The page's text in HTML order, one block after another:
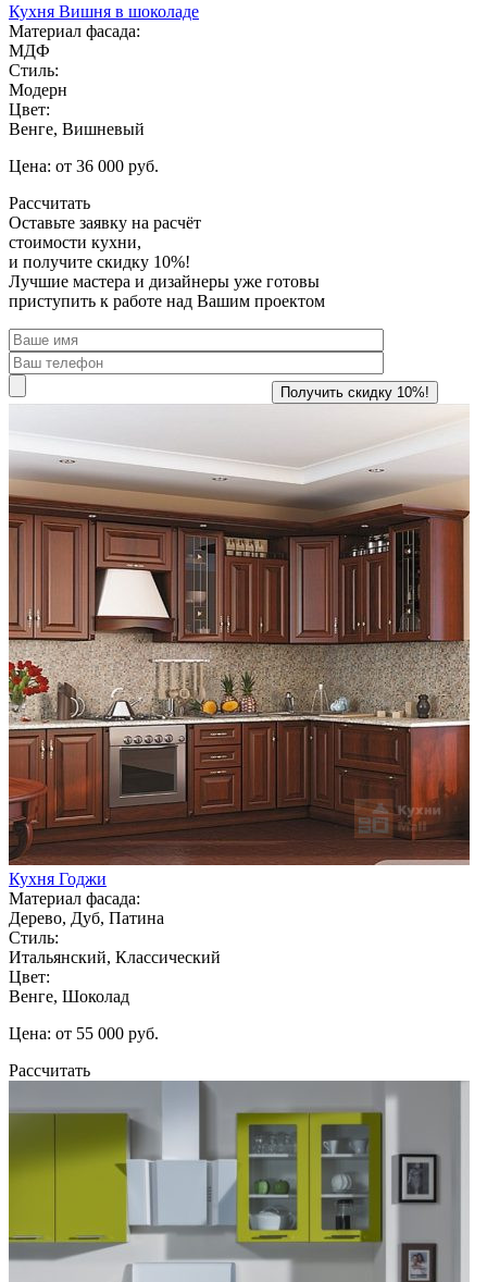
Кухня Вишня в шоколаде
Материал фасада:
МДФ
Стиль:
Модерн
Цвет:
Венге, Вишневый
Цена: от 36 000 руб.
Рассчитать
Оставьте заявку на расчёт
стоимости кухни,
и получите скидку 10%!
Лучшие мастера и дизайнеры уже готовы
приступить к работе над Вашим проектом
Кухня Годжи
Материал фасада:
Дерево, Дуб, Патина
Стиль:
Итальянский, Классический
Цвет:
Венге, Шоколад
Цена: от 55 000 руб.
Рассчитать